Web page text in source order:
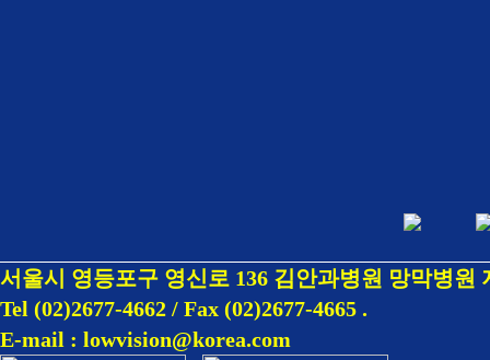
서울시 영등포구 영신로 136 김안과병원 망막병원
Tel (02)2677-4662 / Fax (02)2677-4665 .
E-mail : lowvision@korea.com